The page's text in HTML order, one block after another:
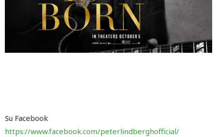
Su Facebook
https://www.facebook.com/peterlindberghofficial/